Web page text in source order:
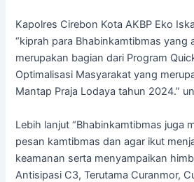
Kapolres Cirebon Kota AKBP Eko
“kiprah para Bhabinkamtibmas yang
merupakan bagian dari Program
Optimalisasi Masyarakat yang
Mantap Praja Lodaya tahun 2024.”
Lebih lanjut “Bhabinkamtibmas juga
pesan kamtibmas dan agar ikut
keamanan serta menyampaikan
Antisipasi C3, Terutama Curanmor,